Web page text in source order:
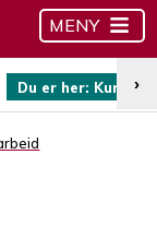
MENY
Du er her: Kurdisk
›